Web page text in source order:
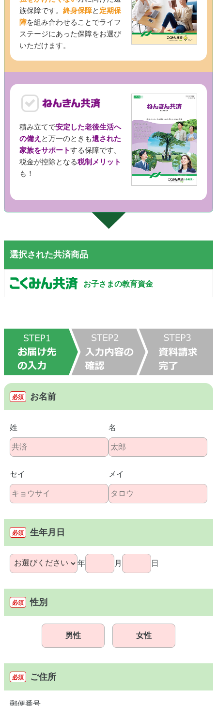
族保障です。 終身保障と 定期保
障を組み合わせることでライフ
ステージにあった保障をお選び
いただけます。
積み立てで安定した老後生活へ
の備え と万一のときも遺された
家族をサポートする保障です。
税金が控除となる税制メリット
も！
選択された共済商品
お子さまの教育資金
必須 お名前
姓 名
セイ メイ
必須 生年月日
年 月 日
必須 性別
男性 女性
必須 ご住所
郵便番号